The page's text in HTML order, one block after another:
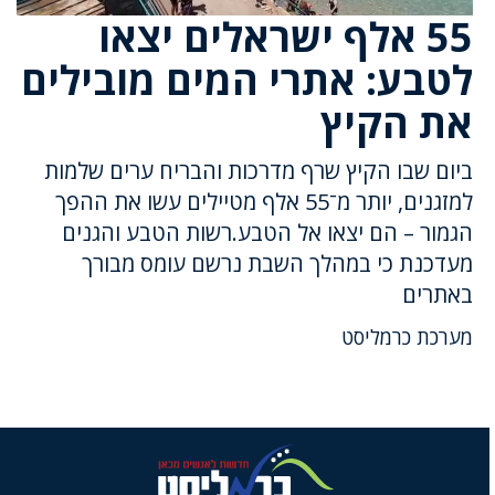
55 אלף ישראלים יצאו
לטבע: אתרי המים מובילים
את הקיץ
ביום שבו הקיץ שרף מדרכות והבריח ערים שלמות
למזגנים, יותר מ־55 אלף מטיילים עשו את ההפך
הגמור – הם יצאו אל הטבע.רשות הטבע והגנים
מעדכנת כי במהלך השבת נרשם עומס מבורך
באתרים
מערכת כרמליסט